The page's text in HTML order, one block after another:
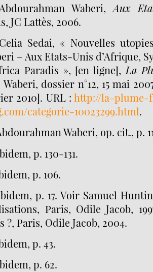
Abdourahman Waberi,Aux
JC Lattès, 2006.
Celia Sedai, « Nouvelles
– Aux Etats-Unis d’Afrique,
Paradis », [en ligne], La
Waberi, dossier n°12, 15 mai
2010]. URL :http://la-plume-
categorie-10023299.html.
Waberi, op. cit., p.
p. 130-131.
p. 106.
p. 17. Voir Samuel
Paris, Odile Jacob,
?, Paris, Odile Jacob, 2004.
p. 43.
p. 62.